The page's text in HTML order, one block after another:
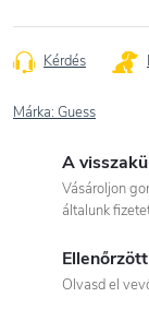
Kérdés
Márka: Guess
A
Vásároljon
általunk
Olvasd el